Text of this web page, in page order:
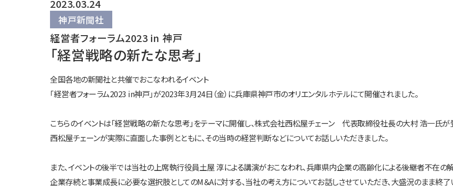
2023.03.24
神戸新聞社
経営者フォーラム2023 in 神戸
「経営戦略の新たな思考」
全国各地の新聞社と共催でおこなわれるイベント
「経営者フォーラム2023 in神戸」が2023年3月24日（金）に兵庫県神戸市のオリエンタルホテルにて開催されました。
こちらのイベントは「経営戦略の新たな思考」をテーマに開催し、株式会社西松屋チェーン 代表取締役社長の大村 浩一氏が
西松屋チェーンが実際に直面した事例とともに、その当時の経営判断などについてお話しいただきました。
また、イベントの後半では当社の上席執行役員土屋 淳による講演がおこなわれ、兵庫県内企業の高齢化による後継者不在の
企業存続と事業成長に必要な選択肢としてのM＆Aに対する、当社の考え方についてお話しさせていただき、大盛況のまま終了